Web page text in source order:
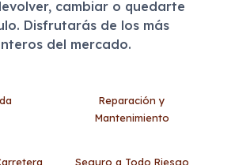
cambiar o quedarte
Disfrutarás de los más
del mercado.
Reparación y
Mantenimiento
Seguro a Todo Riesgo